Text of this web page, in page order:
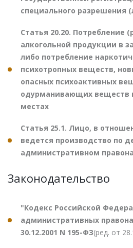
специального разрешения
Статья 20.20. Потребление
алкогольной продукции в
либо потребление
психотропных веществ,
опасных психоактивных
одурманивающих веществ
местах
Статья 25.1. Лицо, в
ведется производство по
административном
Законодательство
"Кодекс Российской
административных
30.12.2001 N 195-ФЗ(ред. от